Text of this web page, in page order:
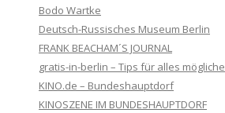
Bodo Wartke
Deutsch-Russisches Museum Berlin
FRANK BEACHAM´S JOURNAL
gratis-in-berlin – Tips für alles mögliche
KINO.de – Bundeshauptdorf
KINOSZENE IM BUNDESHAUPTDORF